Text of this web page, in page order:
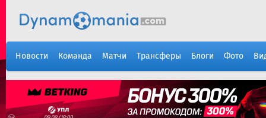
Новости Команда Матчи Трансферы Блоги Фото